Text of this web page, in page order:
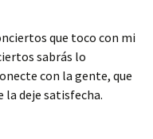
que toco con mi
sabrás lo
con la gente, que
la deje satisfecha.